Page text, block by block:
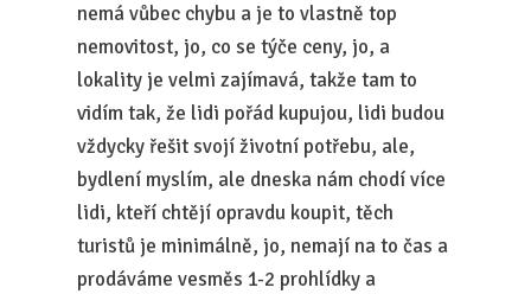
nemá vůbec chybu a je to vlastně top
nemovitost, jo, co se týče ceny, jo, a
lokality je velmi zajímavá, takže tam to
vidím tak, že lidi pořád kupujou, lidi budou
vždycky řešit svojí životní potřebu, ale,
bydlení myslím, ale dneska nám chodí více
lidi, kteří chtějí opravdu koupit, těch
turistů je minimálně, jo, nemají na to čas a
prodáváme vesměs 1-2 prohlídky a